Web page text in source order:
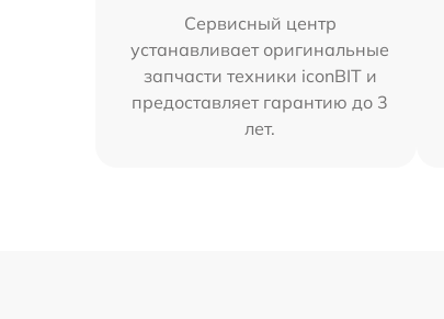
Сервисный центр
устанавливает оригинальные
запчасти техники iconBIT и
предоставляет гарантию до 3
лет.